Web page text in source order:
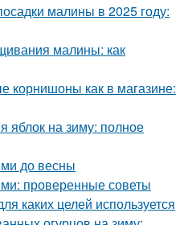
малины в 2025 году:
малины: как
корнишоны как в магазине:
яблок на зиму: полное
до весны
проверенные советы
каких целей используется